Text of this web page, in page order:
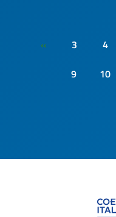
« 3 4
9
10